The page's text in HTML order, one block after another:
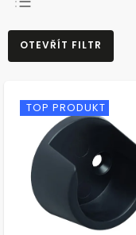
NEJPRODÁVANĚJŠÍ
NEJLEVNĚJŠÍ
ABECEDNĚ
OTEVŘÍT FILTR
TOP PRODUKT